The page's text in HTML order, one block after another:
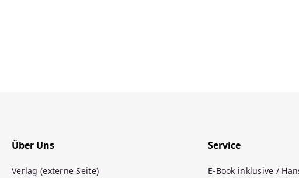
Über Uns
Verlag (externe Seite)
Service
E-Book inklusive /